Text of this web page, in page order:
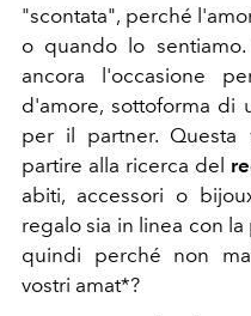
"scontata", perché
o quando lo
ancora l'occasione
d'amore, sottoforma di
per il partner.
partire alla ricerca del
abiti, accessori o
regalo sia in linea con
quindi perché non
vostri amat*?